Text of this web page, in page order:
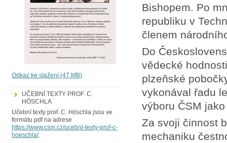
Odkaz ke stažení (47 MB)
UČEBNÍ TEXTY PROF. C.
HÖSCHLA
Učební texty prof. C. Höschla jsou ve
formátu pdf na adrese
https://www.csm.cz/ucebni-texty-prof-c-
hoeschla/.
Bishopem. Po
republiku v
členem
Do
vědecké
plzeňské
vykonával řadu
výboru ČSM
Za svoji činnost
mechaniku